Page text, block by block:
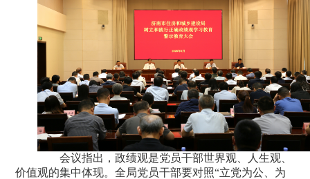
会议指出，政绩观是党员干部世界观、人生观、
价值观的集中体现。全局党员干部要对照“立党为公、为